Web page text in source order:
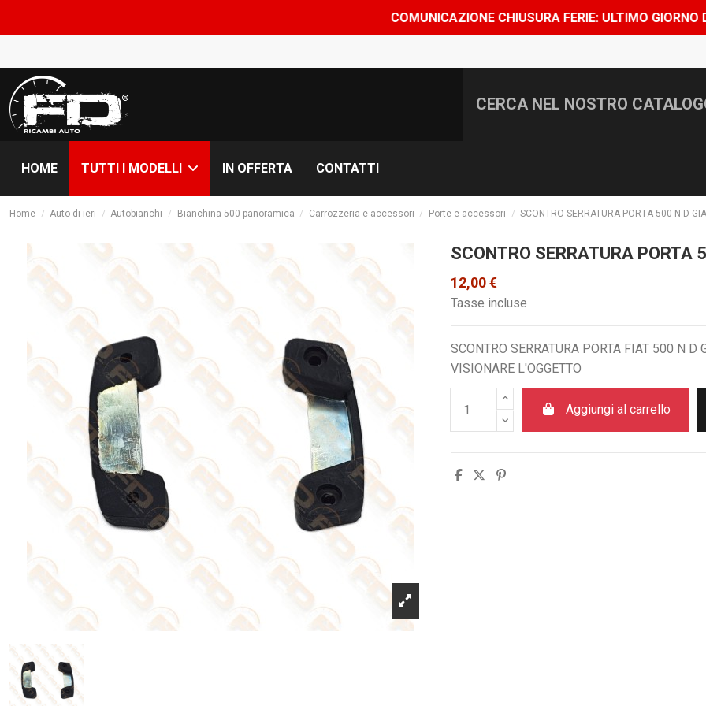
COMUNICAZIONE CHIUSURA FERIE: ULTIMO GIORNO DI
HOME TUTTI I MODELLI IN OFFERTA CONTATTI
Home Auto di ieri Autobianchi Bianchina 500 panoramica Carrozzeria e accessori Porte e accessori SCONTRO SERRATURA PORTA 500 N D
SCONTRO SERRATURA PORTA
12,00 €
Tasse incluse
SCONTRO SERRATURA PORTA FIAT 500 N
VISIONARE L'OGGETTO
Aggiungi al carrello